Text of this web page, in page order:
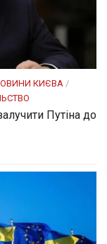
КИЄВА /
Путіна до